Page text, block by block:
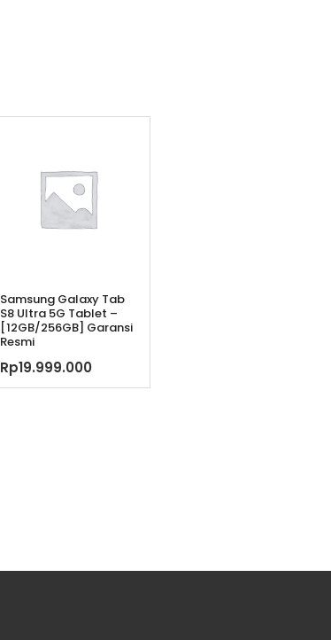
Samsung Galaxy Tab
S8 Ultra 5G Tablet –
[12GB/256GB] Garansi
Resmi
Rp19.999.000